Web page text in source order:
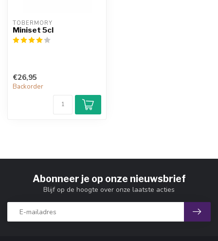
TOBERMORY
Miniset 5cl
€26,95
Backorder
Abonneer je op onze nieuwsbrief
Blijf op de hoogte over onze laatste acties